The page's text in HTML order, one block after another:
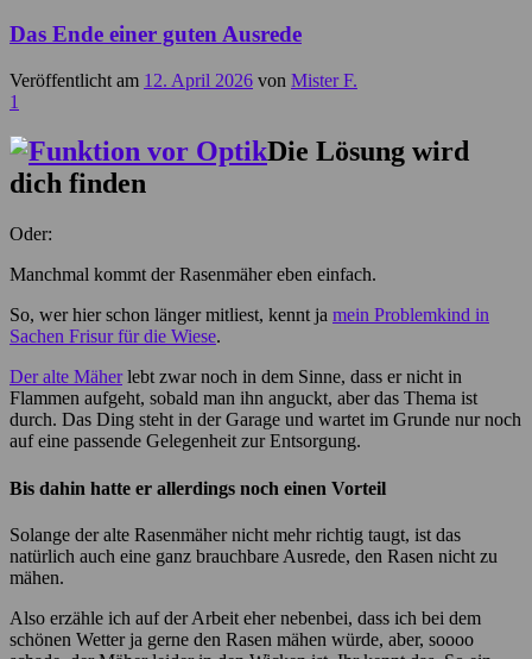
Das Ende einer guten Ausrede
Veröffentlicht am 12. April 2026 von Mister F.
1
Die Lösung wird
dich finden
Oder:
Manchmal kommt der Rasenmäher eben einfach.
So, wer hier schon länger mitliest, kennt ja mein Problemkind in
Sachen Frisur für die Wiese.
Der alte Mäherlebt zwar noch in dem Sinne, dass er nicht in
Flammen aufgeht, sobald man ihn anguckt, aber das Thema ist
durch. Das Ding steht in der Garage und wartet im Grunde nur noch
auf eine passende Gelegenheit zur Entsorgung.
Bis dahin hatte er allerdings noch einen Vorteil
Solange der alte Rasenmäher nicht mehr richtig taugt, ist das
natürlich auch eine ganz brauchbare Ausrede, den Rasen nicht zu
mähen.
Also erzähle ich auf der Arbeit eher nebenbei, dass ich bei dem
schönen Wetter ja gerne den Rasen mähen würde, aber, soooo